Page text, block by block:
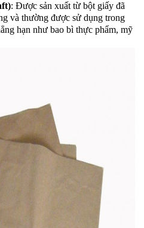
: Được sản xuất từ bột giấy đã
và thường được sử dụng trong
hạn như bao bì thực phẩm, mỹ